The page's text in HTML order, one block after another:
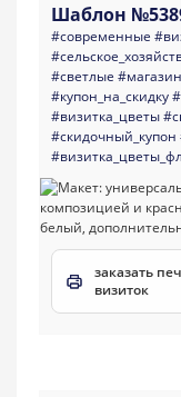
Шаблон
#современные
#светлые
#купон_на_скидку
#визитка_цветы
#скидочный_купон
заказать
визиток